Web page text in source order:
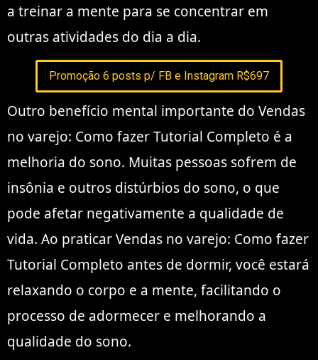
a treinar a mente para se concentrar em
outras atividades do dia a dia.
Promoção 6 posts p/ FB e Instagram R$697
Outro benefício mental importante do Vendas
no varejo: Como fazer Tutorial Completo é a
melhoria do sono. Muitas pessoas sofrem de
insônia e outros distúrbios do sono, o que
pode afetar negativamente a qualidade de
vida. Ao praticar Vendas no varejo: Como fazer
Tutorial Completo antes de dormir, você estará
relaxando o corpo e a mente, facilitando o
processo de adormecer e melhorando a
qualidade do sono.